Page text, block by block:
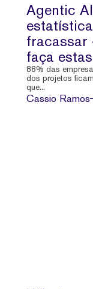
Agentic
fracassar
faça
88% das
dos projetos
que...
Cassio Ramos